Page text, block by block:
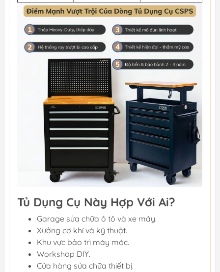
Tủ Dụng Cụ Này Hợp Với Ai?
Garage sửa chữa ô tô và xe máy.
Xưởng cơ khí và kỹ thuật.
Khu vực bảo trì máy móc.
Workshop DIY.
Cửa hàng sửa chữa thiết bị.